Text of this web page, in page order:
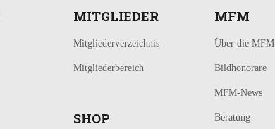
MITGLIEDER
Mitgliederverzeichnis
Mitgliederbereich
SHOP
MFM
Über die MFM
Bildhonorare
MFM-News
Beratung